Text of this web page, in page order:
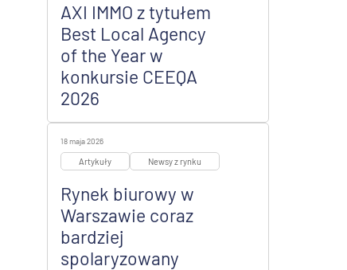
AXI IMMO z tytułem
Best Local Agency
of the Year w
konkursie CEEQA
2026
18 maja 2026
Artykuły Newsy z rynku
Rynek biurowy w
Warszawie coraz
bardziej
spolaryzowany